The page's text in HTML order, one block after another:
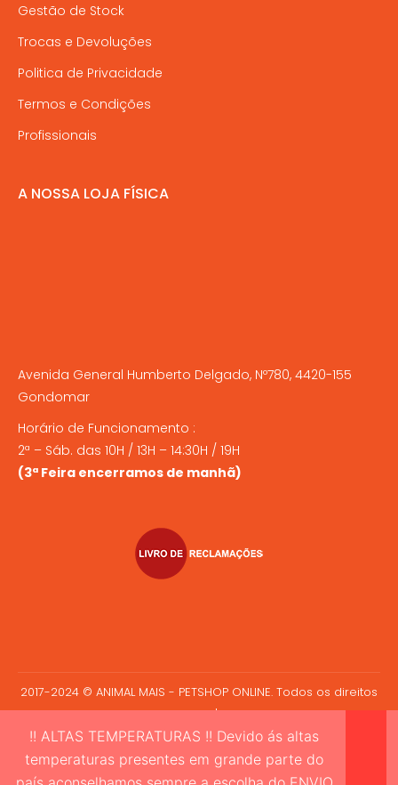
Gestão de Stock
Trocas e Devoluções
Politica de Privacidade
Termos e Condições
Profissionais
A NOSSA LOJA FÍSICA
Avenida General Humberto Delgado, Nº780, 4420-155
Gondomar
Horário de Funcionamento :
2ª – Sáb. das 10H / 13H – 14:30H / 19H
(3ª Feira encerramos de manhã)
2017-2024 © ANIMAL MAIS - PETSHOP ONLINE. Todos os direitos
reservados.
!! ALTAS TEMPERATURAS !! Devido ás altas
temperaturas presentes em grande parte do